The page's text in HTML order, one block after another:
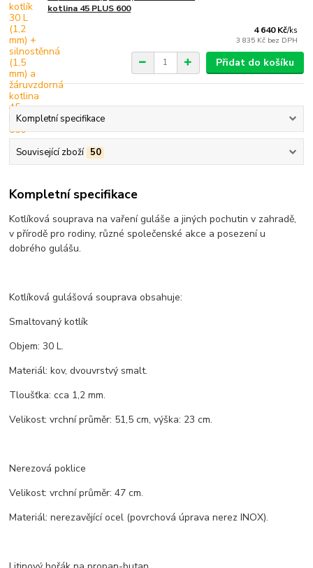
kotlina 45 PLUS 600
4 640 Kč/ks
3 835 Kč bez DPH
Přidat do košíku
Kompletní specifikace
Související zboží 50
Kompletní specifikace
Kotlíková souprava na vaření guláše a jiných pochutin v zahradě,
v přírodě pro rodiny, různé společenské akce a posezení u
dobrého gulášu.
Kotlíková gulášová souprava obsahuje:
Smaltovaný kotlík
Objem: 30 L.
Materiál: kov, dvouvrstvý smalt.
Tloušťka: cca 1,2 mm.
Velikost: vrchní průměr: 51,5 cm, výška: 23 cm.
Nerezová poklice
Velikost: vrchní průměr: 47 cm.
Materiál: nerezavějící ocel (povrchová úprava nerez INOX).